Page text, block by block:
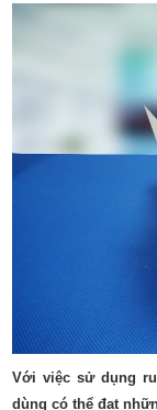
Với việc sử dụng
dùng có thể đạt